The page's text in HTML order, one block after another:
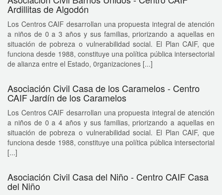
Ardillitas de Algodón
Los Centros CAIF desarrollan una propuesta integral de atención
a niños de 0 a 3 años y sus familias, priorizando a aquellas en
situación de pobreza o vulnerabilidad social. El Plan CAIF, que
funciona desde 1988, constituye una política pública intersectorial
de alianza entre el Estado, 0rganizaciones [...]
Asociación Civil Casa de los Caramelos - Centro
CAIF Jardín de los Caramelos
Los Centros CAIF desarrollan una propuesta integral de atención
a niños de 0 a 4 años y sus familias, priorizando a aquellas en
situación de pobreza o vulnerabilidad social. El Plan CAIF, que
funciona desde 1988, constituye una política pública intersectorial
[...]
Asociación Civil Casa del Niño - Centro CAIF Casa
del Niño